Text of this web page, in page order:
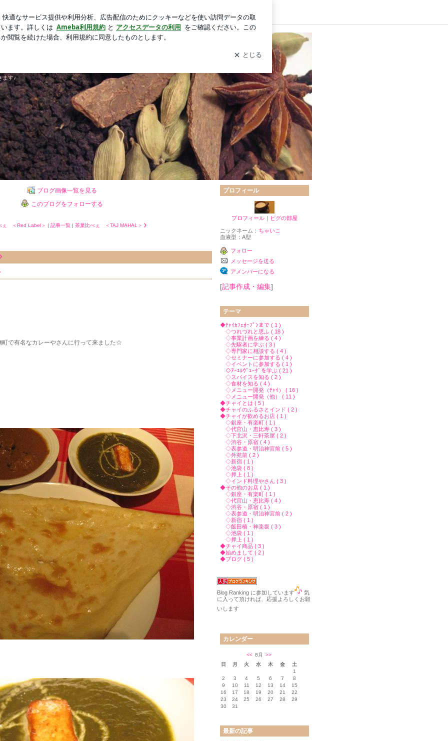
ます♪
プロフィール
プロフィール ｜ ピグの部屋
ニックネーム： ちゃいこ
血液型： A型
フォロー
メッセージを送る
アメンバーになる
[記事作成・編集]
テーマ
◆ﾁｬｲｶﾌｪｵｰﾌﾟﾝまで ( 1 )
◇つれづれと思ふ ( 18 )
◇事業計画を練る ( 4 )
◇先駆者に学ぶ ( 3 )
◇専門家に相談する ( 4 )
◇セミナーに参加する ( 4 )
◇イベントに参加する ( 1 )
◇ｱｰﾕﾙｳﾞｪｰﾀﾞを学ぶ ( 21 )
◇スパイスを知る ( 2 )
◇食材を知る ( 4 )
◇メニュー開発（ﾁｬｲ） ( 16 )
◇メニュー開発（他） ( 11 )
◆チャイとは ( 5 )
◆チャイのふるさとインド ( 2 )
◆チャイが飲めるお店 ( 1 )
◇銀座・有楽町 ( 1 )
◇代官山・恵比寿 ( 3 )
◇下北沢・三軒茶屋 ( 2 )
◇渋谷・原宿 ( 4 )
◇表参道・明治神宮前 ( 5 )
◇外苑前 ( 2 )
◇新宿 ( 1 )
◇池袋 ( 8 )
◇押上 ( 1 )
◇インド料理やさん ( 3 )
◆その他のお店 ( 1 )
◇銀座・有楽町 ( 1 )
◇代官山・恵比寿 ( 4 )
◇渋谷・原宿 ( 1 )
◇表参道・明治神宮前 ( 2 )
◇新宿 ( 1 )
◇飯田橋・神楽坂 ( 3 )
◇池袋 ( 1 )
◇押上 ( 1 )
◆チャイ商品 ( 3 )
◆始めまして ( 2 )
◆ブログ ( 5 )
Blog Ranking に参加しています
気
に入って頂ければ、応援よろしくお願
いします
カレンダー
<< 8月
>>
日
月 火 水 木 金
土
1
2
3 4 5 6 7
8
9
10 11 12 13 14
15
16
17 18 19 20 21
22
23
24 25 26 27 28
29
30
31
最新の記事
ブログ画像一覧を見る
このブログをフォローする
ぇ ＜Red Label＞ | 記事一覧 | 茶葉比べぇ ＜TAJ MAHAL＞
で有名なカレーやさんに行って来ました☆